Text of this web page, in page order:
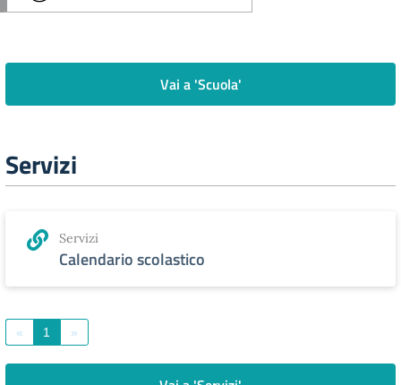
Vai a 'Scuola'
Servizi
Servizi
Calendario scolastico
« 1 »